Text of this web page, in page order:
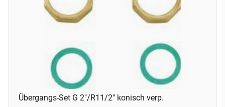
Übergangs-Set G 2"/R11/2" konisch verp.